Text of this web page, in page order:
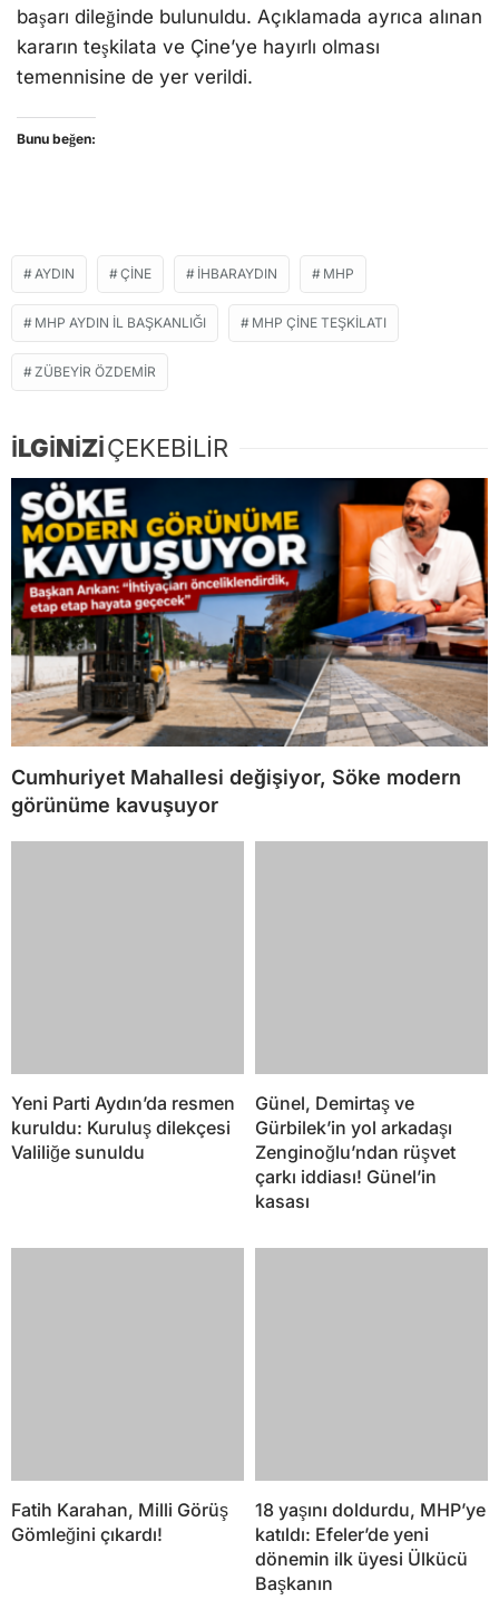
başarı dileğinde bulunuldu. Açıklamada ayrıca alınan
kararın teşkilata ve Çine’ye hayırlı olması
temennisine de yer verildi.
Bunu beğen:
AYDIN ÇİNE İHBARAYDIN MHP
MHP AYDIN İL BAŞKANLIĞI MHP ÇINE TEŞKILATI
ZÜBEYİR ÖZDEMİR
İLGİNİZİÇEKEBİLİR
Cumhuriyet Mahallesi değişiyor, Söke modern
görünüme kavuşuyor
Yeni Parti Aydın’da resmen
kuruldu: Kuruluş dilekçesi
Valiliğe sunuldu
Günel, Demirtaş ve
Gürbilek’in yol arkadaşı
Zenginoğlu’ndan rüşvet
çarkı iddiası! Günel’in
kasası
Fatih Karahan, Milli Görüş
Gömleğini çıkardı!
18 yaşını doldurdu, MHP’ye
katıldı: Efeler’de yeni
dönemin ilk üyesi Ülkücü
Başkanın